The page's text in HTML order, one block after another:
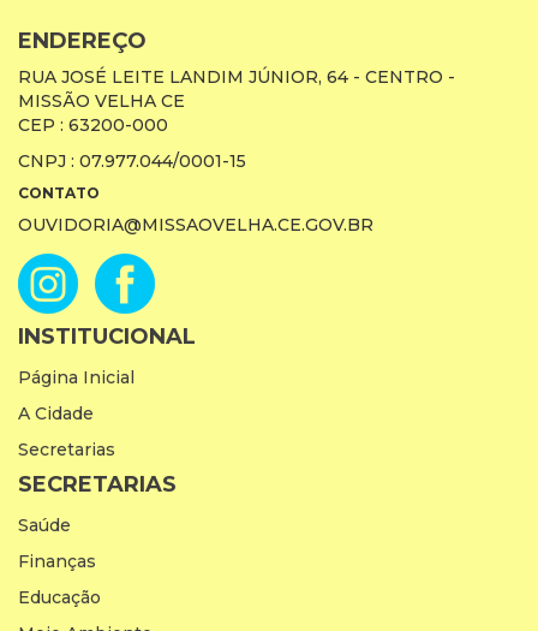
ENDEREÇO
RUA JOSÉ LEITE LANDIM JÚNIOR, 64 - CENTRO -
MISSÃO VELHA CE
CEP : 63200-000
CNPJ : 07.977.044/0001-15
CONTATO
OUVIDORIA@MISSAOVELHA.CE.GOV.BR
INSTITUCIONAL
Página Inicial
A Cidade
Secretarias
SECRETARIAS
Saúde
Finanças
Educação